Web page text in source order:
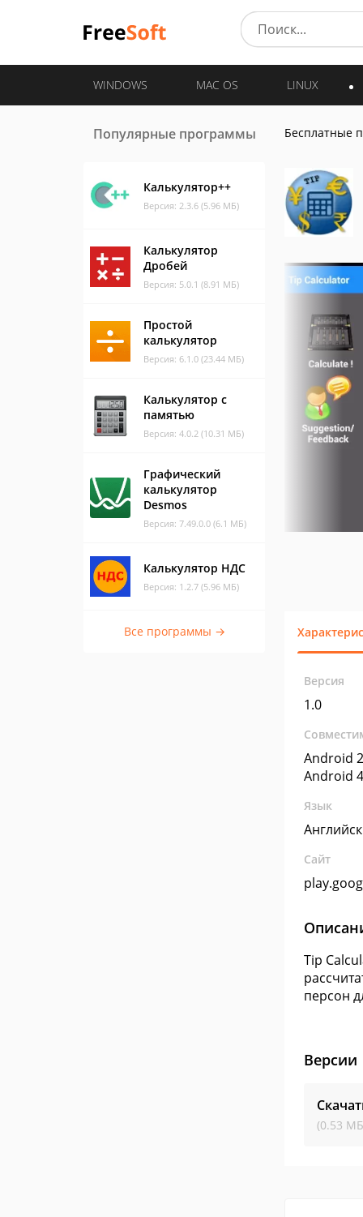
WINDOWS MAC OS LINUX
Популярные программы
Калькулятор++
Версия: 2.3.6 (5.96 МБ)
Калькулятор
Дробей
Версия: 5.0.1 (8.91 МБ)
Простой
калькулятор
Версия: 6.1.0 (23.44 МБ)
Калькулятор с
памятью
Версия: 4.0.2 (10.31 МБ)
Графический
калькулятор
Desmos
Версия: 7.49.0.0 (6.1 МБ)
Калькулятор НДС
Версия: 1.2.7 (5.96 МБ)
Все программы →
Бесплатные
Версия
1.0
Android
Android
Язык
Сайт
Tip
персон
Версии
(0.53